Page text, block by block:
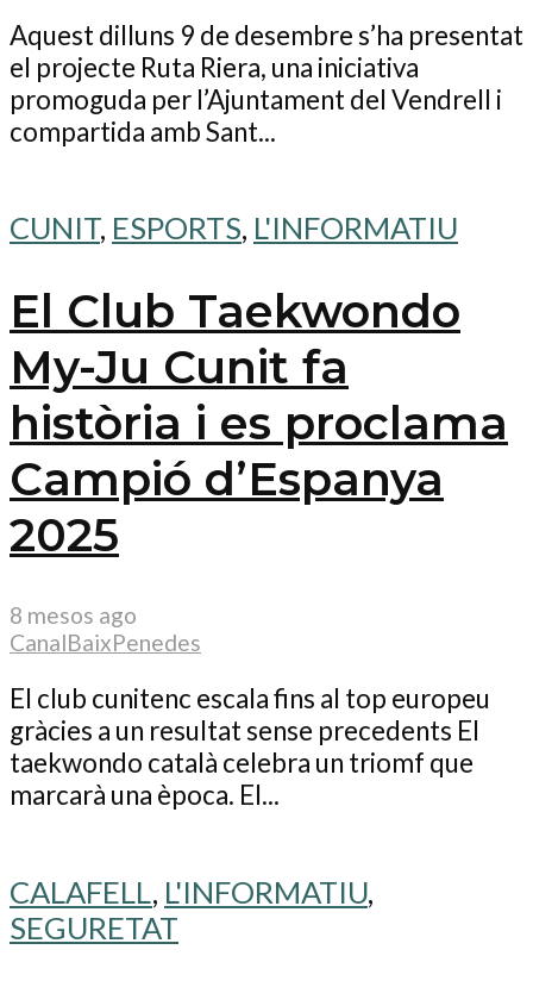
Aquest dilluns 9 de desembre s’ha presentat
el projecte Ruta Riera, una iniciativa
promoguda per l’Ajuntament del Vendrell i
compartida amb Sant...
CUNIT, ESPORTS, L'INFORMATIU
El Club Taekwondo
My-Ju Cunit fa
història i es proclama
Campió d’Espanya
2025
8 mesos ago
CanalBaixPenedes
El club cunitenc escala fins al top europeu
gràcies a un resultat sense precedents El
taekwondo català celebra un triomf que
marcarà una època. El...
CALAFELL , L'INFORMATIU,
SEGURETAT